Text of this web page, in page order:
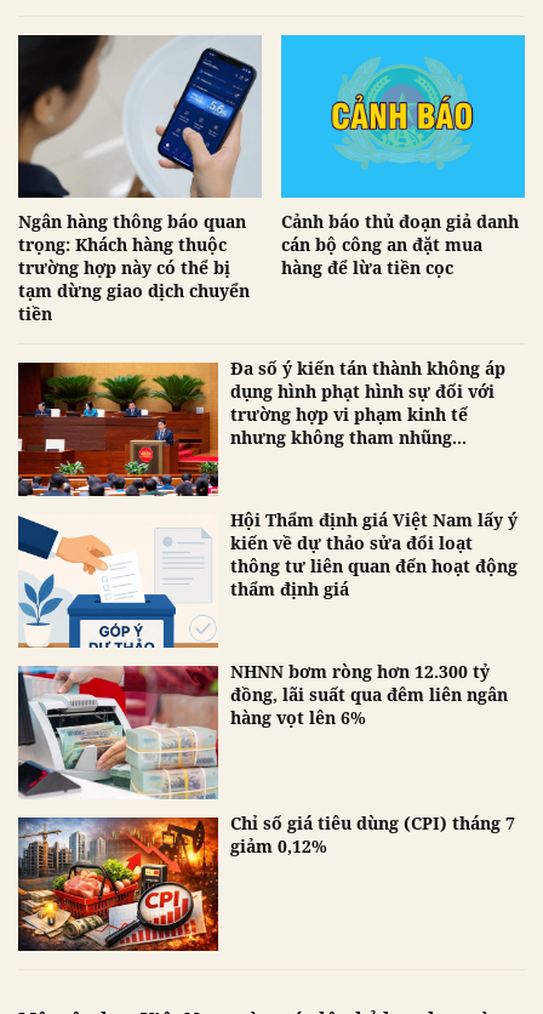
Ngân hàng thông báo quan
trọng: Khách hàng thuộc
trường hợp này có thể bị
tạm dừng giao dịch chuyển
tiền
Cảnh báo thủ đoạn giả danh
cán bộ công an đặt mua
hàng để lừa tiền cọc
Đa số ý kiến tán thành không áp
dụng hình phạt hình sự đối với
trường hợp vi phạm kinh tế
nhưng không tham nhũng...
Hội Thẩm định giá Việt Nam lấy ý
kiến về dự thảo sửa đổi loạt
thông tư liên quan đến hoạt động
thẩm định giá
NHNN bơm ròng hơn 12.300 tỷ
đồng, lãi suất qua đêm liên ngân
hàng vọt lên 6%
Chỉ số giá tiêu dùng (CPI) tháng 7
giảm 0,12%